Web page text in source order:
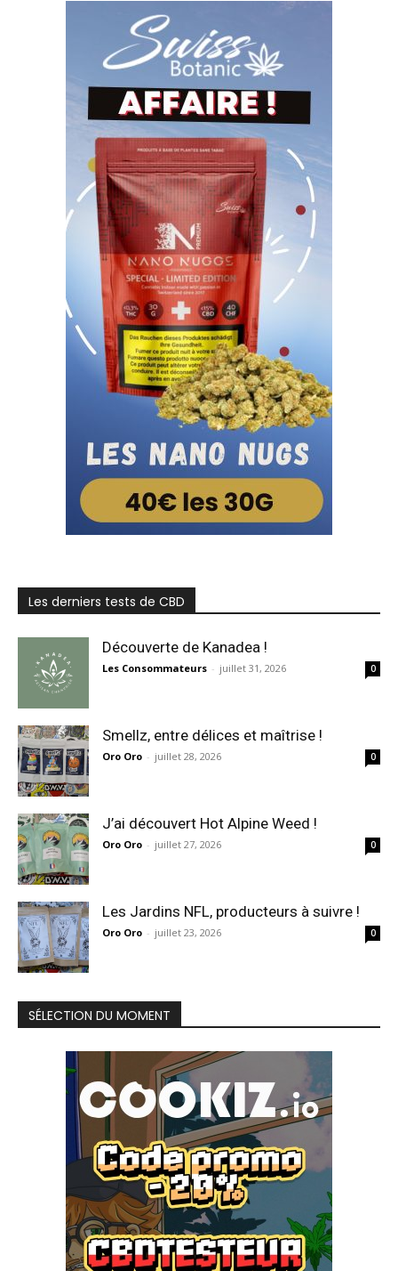
Les derniers tests de CBD
Découverte de Kanadea !
Les Consommateurs - juillet 31, 2026 0
Smellz, entre délices et maîtrise !
Oro Oro - juillet 28, 2026 0
J’ai découvert Hot Alpine Weed !
Oro Oro - juillet 27, 2026 0
Les Jardins NFL, producteurs à suivre !
Oro Oro - juillet 23, 2026 0
SÉLECTION DU MOMENT